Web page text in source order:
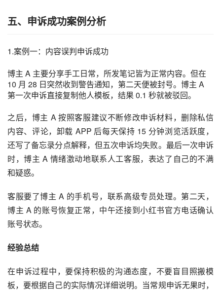
五、申诉成功案例分析
1.案例一：内容误判申诉成功
博主 A 主要分享手工日常，所发笔记皆为正常内容。但在
10 月 28 日突然收到警告通知，第二天便被封号。博主 A
第一次申诉直接复制他人模板，结果 0.1 秒就被驳回。
之后，博主 A 按照客服建议不断修改申诉材料，删除私信
内容、评论，卸载 APP 后每天保持 15 分钟浏览活跃度，
还写了备忘录分点解释，但五次申诉均失败。最后一次申诉
时，博主 A 情绪激动地联系人工客服，表达了自己的不满
和疑惑。
客服要了博主 A 的手机号，联系高级专员处理。第二天，
博主 A 的账号恢复正常，中午还接到小红书官方电话确认
账号状态。
经验总结
在申诉过程中，要保持积极的沟通态度，不要盲目照搬模
板，要根据自己的实际情况详细说明。当常规申诉无果时，